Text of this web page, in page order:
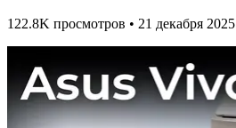
122.8K просмотров • 21 декабря 2025